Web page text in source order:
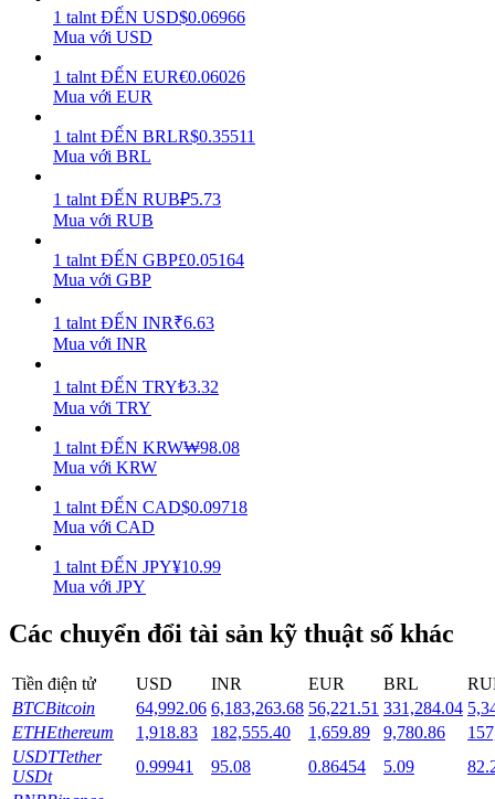
Power Piggy
Staking
Lợi nhuận cao và truy cập ngay lập tức
Đặt cọc linh hoạt để kiếm được các token phổ biến.
1 talnt ĐẾN USD$0.06966
Mua với USD
1 talnt ĐẾN EUR€0.06026
Mua với EUR
1 talnt ĐẾN BRLR$0.35511
Mua với BRL
1 talnt ĐẾN RUB₽5.73
Mua với RUB
1 talnt ĐẾN GBP£0.05164
Mua với GBP
1 talnt ĐẾN INR₹6.63
Mua với INR
1 talnt ĐẾN TRY₺3.32
Mua với TRY
1 talnt ĐẾN KRW₩98.08
Mua với KRW
1 talnt ĐẾN CAD$0.09718
Mua với CAD
1 talnt ĐẾN JPY¥10.99
Mua với JPY
Các chuyển đổi tài sản kỹ thuật số khác
Tiền điện tử USD INR EUR BRL
BTCBitcoin 64,992.06 6,183,263.68 56,221.51 331,284.04
ETHEthereum 1,918.83 182,555.40 1,659.89 9,780.86
USDTTether
USDt
0.99941 95.08 0.86454 5.09